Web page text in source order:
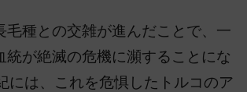
毛種との交雑が進んだことで、一
統が絶滅の危機に瀕することにな
には、これを危惧したトルコのア